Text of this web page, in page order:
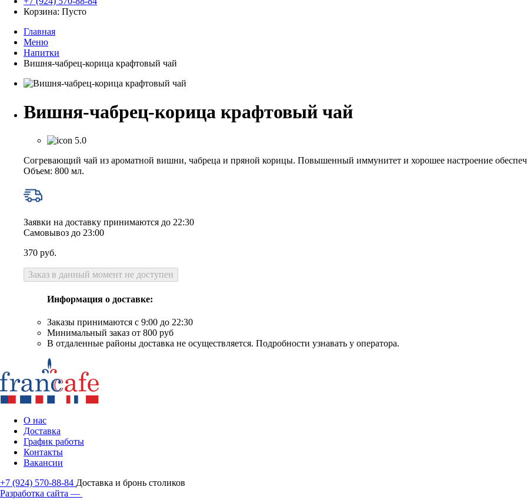
Корзина: Пусто
Главная
Меню
Напитки
Вишня‑чабрец‑корица крафтовый чай
Вишня‑чабрец‑корица крафтовый чай
5.0
Согревающий чай из ароматной вишни, чабреца и пряной корицы. Повышенный иммунитет и хорошее настроение
Объем: 800 мл.
Заявки на доставку принимаются до 22:30
Самовывоз до 23:00
370 руб.
Заказ в данный момент не доступен
Информация о доставке:
Заказы принимаются с 9:00 до 22:30
Минимальный заказ от 800 руб
В отдаленные районы доставка не осуществляется. Подробности узнавать у оператора.
О нас
Доставка
График работы
Контакты
Вакансии
+7 (924) 570-88-84 Доставка и бронь столиков
Разработка сайта —